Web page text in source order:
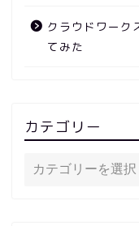
クラウドワーク
てみた
カテゴリー